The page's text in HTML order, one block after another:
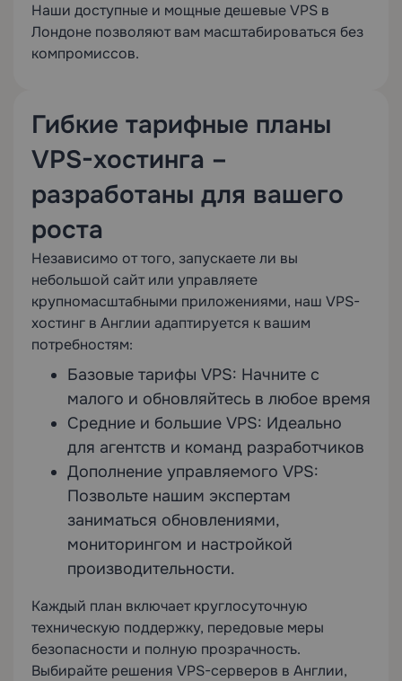
Наши доступные и мощные дешевые VPS в
Лондоне позволяют вам масштабироваться без
компромиссов.
Гибкие тарифные планы
VPS-хостинга –
разработаны для вашего
роста
Независимо от того, запускаете ли вы
небольшой сайт или управляете
крупномасштабными приложениями, наш VPS-
хостинг в Англии адаптируется к вашим
потребностям:
Базовые тарифы VPS: Начните с
малого и обновляйтесь в любое время
Средние и большие VPS: Идеально
для агентств и команд разработчиков
Дополнение управляемого VPS:
Позвольте нашим экспертам
заниматься обновлениями,
мониторингом и настройкой
производительности.
Каждый план включает круглосуточную
техническую поддержку, передовые меры
безопасности и полную прозрачность.
Выбирайте решения VPS-серверов в Англии,